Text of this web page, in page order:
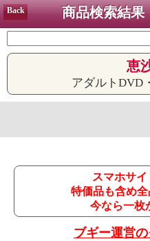
Back 商品検索結果
恵
アダルトDVD
スマホサ
特価品も含め
今なら一枚
ブギー運営